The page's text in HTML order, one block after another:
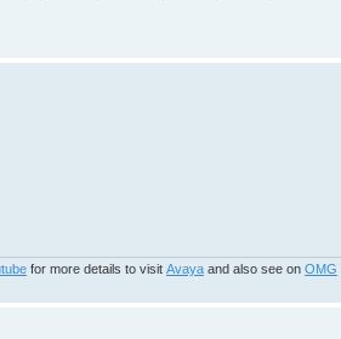
for more details to visit Avaya and also see on OMG